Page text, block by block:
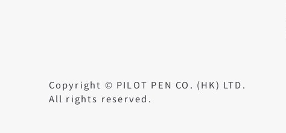
Copyright © PILOT PEN CO. (HK) LTD.
All rights reserved.